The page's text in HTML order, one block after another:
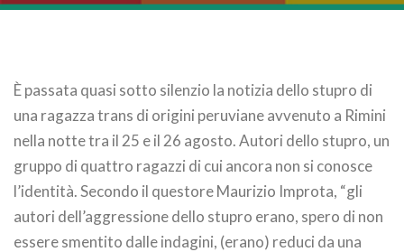
È passata quasi sotto silenzio la notizia dello stupro di
una ragazza trans di origini peruviane avvenuto a Rimini
nella notte tra il 25 e il 26 agosto. Autori dello stupro, un
gruppo di quattro ragazzi di cui ancora non si conosce
l’identità. Secondo il questore Maurizio Improta, “gli
autori dell’aggressione dello stupro erano, spero di non
essere smentito dalle indagini, (erano) reduci da una